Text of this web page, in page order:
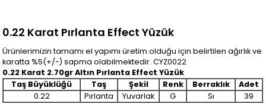
0.22 Karat Pırlanta Effect Yüzük
Ürünlerimizin tamamı el yapımı üretim olduğu için belirtilen ağırlık ve
karatta %5(+/-) sapma olabilmektedir. CYZ0022
0.22 Karat 2.70gr Altın Pırlanta Effect Yüzük
Taş Büyüklüğü
Taş Şekil Renk Berraklık
Adet
0.22
Pırlanta Yuvarlak G Sı
39